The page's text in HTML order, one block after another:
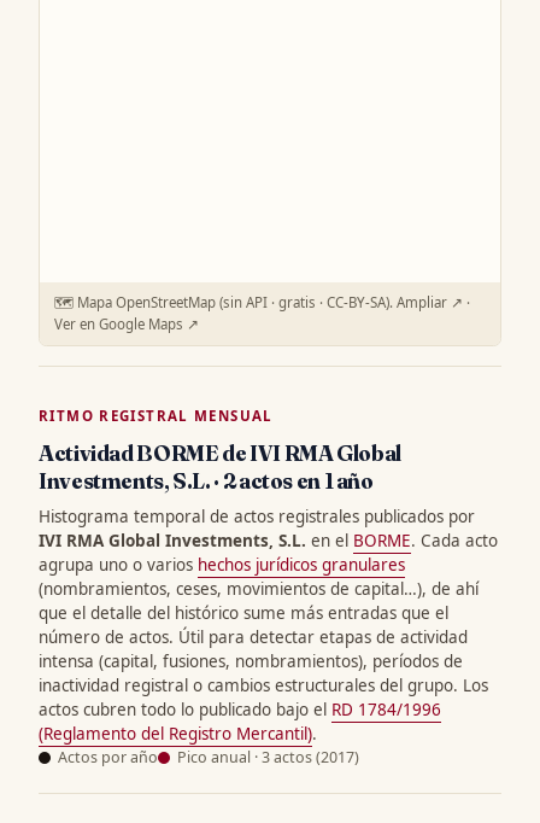
🗺️ Mapa OpenStreetMap (sin API · gratis · CC-BY-SA). Ampliar ↗ ·
Ver en Google Maps ↗
RITMO REGISTRAL MENSUAL
Actividad BORME de IVI RMA Global
Investments, S.L. · 2 actos en 1 año
Histograma temporal de actos registrales publicados por
IVI RMA Global Investments, S.L. en el BORME. Cada acto
agrupa uno o varios hechos jurídicos granulares
(nombramientos, ceses, movimientos de capital…), de ahí
que el detalle del histórico sume más entradas que el
número de actos. Útil para detectar etapas de actividad
intensa (capital, fusiones, nombramientos), períodos de
inactividad registral o cambios estructurales del grupo. Los
actos cubren todo lo publicado bajo el RD 1784/1996
(Reglamento del Registro Mercantil).
Actos por año Pico anual · 3 actos (2017)